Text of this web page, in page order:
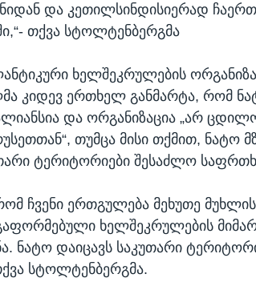
და კეთილსინდისიერად
თქვა სტოლტენბერგმა
ხელშეკრულების
კიდევ ერთხელ განმარტა, რომ
და ორგანიზაცია „არ
თუმცა მისი თქმით, ნატო
ტერიტორიები შესაძლო
ჩვენი ერთგულება მეხუთე
ხელშეკრულების
ნატო დაიცავს საკუთარი
სტოლტენბერგმა.